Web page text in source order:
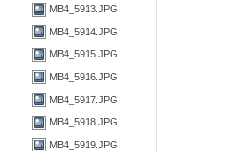
MB4_5913.JPG
MB4_5914.JPG
MB4_5915.JPG
MB4_5916.JPG
MB4_5917.JPG
MB4_5918.JPG
MB4_5919.JPG